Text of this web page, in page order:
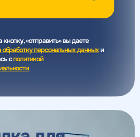
«отправить» вы даете
обработку персональных данныхи
cполитикой